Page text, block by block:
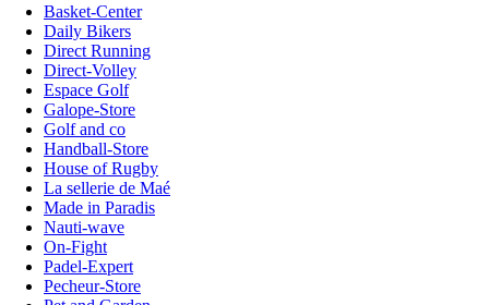
Basket-Center
Daily Bikers
Direct Running
Direct-Volley
Espace Golf
Galope-Store
Golf and co
Handball-Store
House of Rugby
La sellerie de Maé
Made in Paradis
Nauti-wave
On-Fight
Padel-Expert
Pecheur-Store